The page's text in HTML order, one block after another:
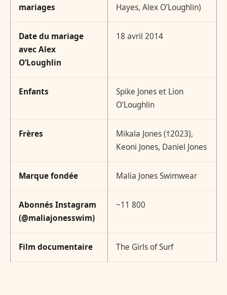
mariages
Hayes, Alex O’Loughlin)
Date du mariage
avec Alex
O’Loughlin
18 avril 2014
Enfants
Spike Jones et Lion
O’Loughlin
Frères
Mikala Jones (†2023),
Keoni Jones, Daniel Jones
Marque fondée Malia Jones Swimwear
Abonnés Instagram
(@maliajonesswim)
~11 800
Film documentaire The Girls of Surf